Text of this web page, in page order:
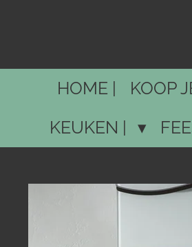
de
hoofdinhoudHOME | KOOP
KEUKEN |